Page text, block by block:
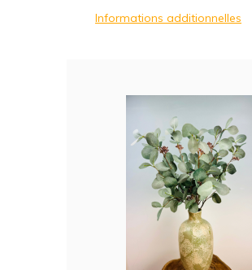
Informations additionnelles